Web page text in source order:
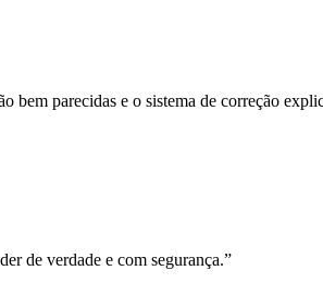
parecidas e o sistema de correção
de verdade e com segurança.”